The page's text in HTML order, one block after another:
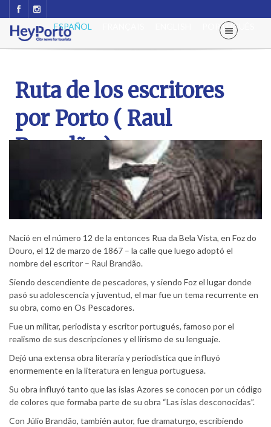
PORTUGUÊS
ESPAÑOL
Ruta de los escritores
por Porto ( Raul
Brandão )
Nació en el número 12 de la entonces Rua da Bela Vista, en Foz do
Douro, el 12 de marzo de 1867 – la calle que luego adoptó el
nombre del escritor – Raul Brandão.
Siendo descendiente de pescadores, y siendo Foz el lugar donde
pasó su adolescencia y juventud, el mar fue un tema recurrente en
su obra, como en Os Pescadores.
Fue un militar, periodista y escritor portugués, famoso por el
realismo de sus descripciones y el lirismo de su lenguaje.
Dejó una extensa obra literaria y periodística que influyó
enormemente en la literatura en lengua portuguesa.
Su obra influyó tanto que las islas Azores se conocen por un código
de colores que formaba parte de su obra “Las islas desconocidas”.
Con Júlio Brandão, también autor, fue dramaturgo, escribiendo